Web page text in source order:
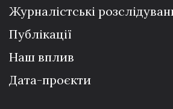
Журналістські
Публікації
Наш вплив
Дата-проєкти